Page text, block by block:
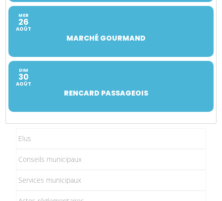
MER
26
AOÛT
MARCHÉ GOURMAND
DIM
30
AOÛT
RENCARD PASSAGEOIS
Elus
Conseils municipaux
Services municipaux